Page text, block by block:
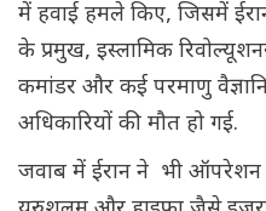
में हवाई हमले किए, जिसमें
के प्रमुख, इस्लामिक
कमांडर और कई परमाणु
अधिकारियों की मौत हो गई.
जवाब में ईरान ने भी